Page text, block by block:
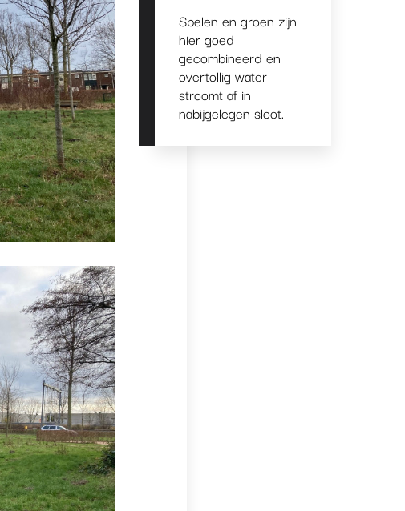
Spelen en groen zijn
hier goed
gecombineerd en
overtollig water
stroomt af in
nabijgelegen sloot.